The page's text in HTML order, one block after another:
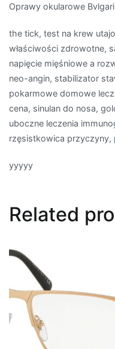
Oprawy okularowe Bvlgari
the tick, test na krew
właściwości zdrowotne,
napięcie mięśniowe a
neo-angin, stabilizator
pokarmowe domowe
cena, sinulan do nosa,
uboczne leczenia
rzęsistkowica przyczyny,
yyyyy
Related